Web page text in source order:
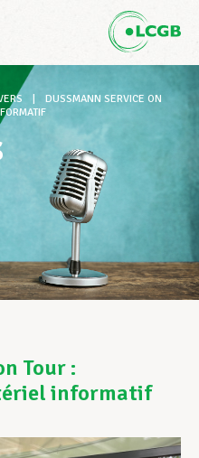
DE
DUSSMANN SERVICE ON
Tour :
informatif